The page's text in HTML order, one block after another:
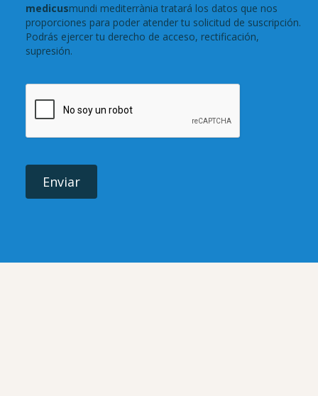
medicusmundi mediterrània tratará los datos que nos
proporciones para poder atender tu solicitud de suscripción.
Podrás ejercer tu derecho de acceso, rectificación,
supresión.
Enviar